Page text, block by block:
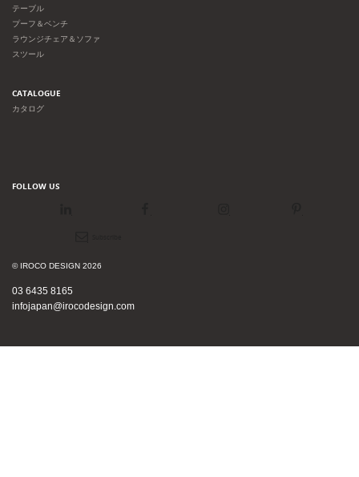
テーブル
プーフ＆ベンチ
ラウンジチェア＆ソファ
スツール
CATALOGUE
カタログ
FOLLOW US
© IROCO DESIGN 2026
03 6435 8165
infojapan@irocodesign.com